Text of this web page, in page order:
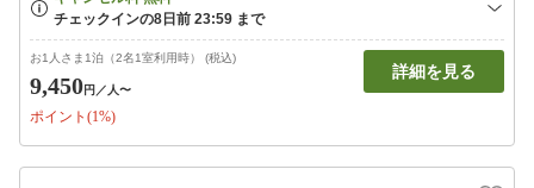
お1人さま1泊（2名1室利用時） (税込)
9,450円 ／人〜
ポイント(1%)
詳細を見る